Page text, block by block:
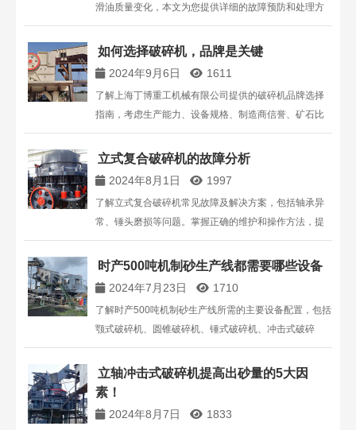
滑油质量变化，本文为您提供详细的故障预防和处理方
法，助您提高设备稳定性与生产效率。
如何选择破碎机，品牌是关键
2024年9月6日 1611
了解上海丁博重工机械有限公司提供的破碎机品牌选择
指南，考虑生产能力、设备规格、制造商信誉、矿石比
重、物料湿度、粒度组成、成品产量和售后服务，为您
的项目选择合适的破碎设备。
立式复合破碎机的故障分析
2024年8月1日 1997
了解立式复合破碎机常见故障及解决方案，包括轴承异
常、锤头磨损等问题。掌握正确的维护和操作方法，提
高设备性能与使用寿命。
时产500吨机制砂生产线都需要哪些设备
2024年7月23日 1710
了解时产500吨机制砂生产线所需的主要设备配置，包括
颚式破碎机、圆锥破碎机、锤式破碎机、冲击式破碎
机、振动筛等。获取详细设备功能介绍和价格范围，助
力您的砂石生产线建设。
立轴冲击式破碎机提高出砂量的5大因
素！
2024年8月7日 1833